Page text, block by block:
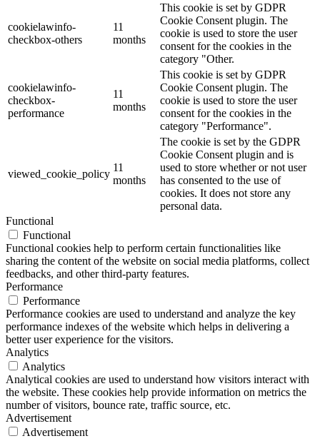
cookielawinfo-
checkbox-others
11
months
This cookie is set by GDPR
Cookie Consent plugin. The
cookie is used to store the user
consent for the cookies in the
category "Other.
cookielawinfo-
checkbox-
performance
11
months
This cookie is set by GDPR
Cookie Consent plugin. The
cookie is used to store the user
consent for the cookies in the
category "Performance".
viewed_cookie_policy
11
months
The cookie is set by the GDPR
Cookie Consent plugin and is
used to store whether or not user
has consented to the use of
cookies. It does not store any
personal data.
Functional
Functional
Functional cookies help to perform certain functionalities like
sharing the content of the website on social media platforms, collect
feedbacks, and other third-party features.
Performance
Performance
Performance cookies are used to understand and analyze the key
performance indexes of the website which helps in delivering a
better user experience for the visitors.
Analytics
Analytics
Analytical cookies are used to understand how visitors interact with
the website. These cookies help provide information on metrics the
number of visitors, bounce rate, traffic source, etc.
Advertisement
Advertisement